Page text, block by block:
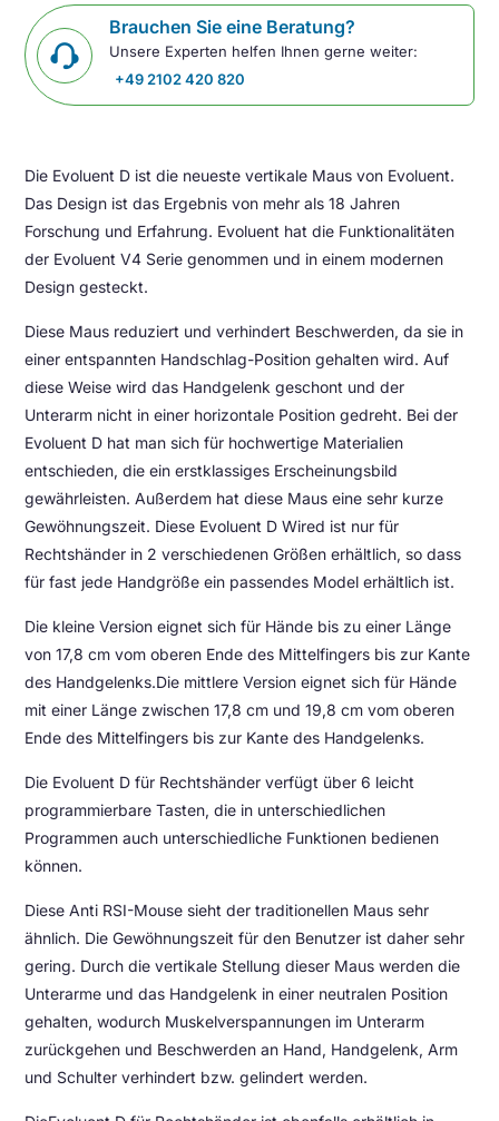
Brauchen Sie eine Beratung?
Unsere Experten helfen Ihnen gerne weiter:
+49 2102 420 820
Die Evoluent D ist die neueste vertikale Maus von Evoluent.
Das Design ist das Ergebnis von mehr als 18 Jahren
Forschung und Erfahrung. Evoluent hat die Funktionalitäten
der Evoluent V4 Serie genommen und in einem modernen
Design gesteckt.
Diese Maus reduziert und verhindert Beschwerden, da sie in
einer entspannten Handschlag-Position gehalten wird. Auf
diese Weise wird das Handgelenk geschont und der
Unterarm nicht in einer horizontale Position gedreht. Bei der
Evoluent D hat man sich für hochwertige Materialien
entschieden, die ein erstklassiges Erscheinungsbild
gewährleisten. Außerdem hat diese Maus eine sehr kurze
Gewöhnungszeit. Diese Evoluent D Wired ist nur für
Rechtshänder in 2 verschiedenen Größen erhältlich, so dass
für fast jede Handgröße ein passendes Model erhältlich ist.
Die kleine Version eignet sich für Hände bis zu einer Länge
von 17,8 cm vom oberen Ende des Mittelfingers bis zur Kante
des Handgelenks.Die mittlere Version eignet sich für Hände
mit einer Länge zwischen 17,8 cm und 19,8 cm vom oberen
Ende des Mittelfingers bis zur Kante des Handgelenks.
Die Evoluent D für Rechtshänder verfügt über 6 leicht
programmierbare Tasten, die in unterschiedlichen
Programmen auch unterschiedliche Funktionen bedienen
können.
Diese Anti RSI-Mouse sieht der traditionellen Maus sehr
ähnlich. Die Gewöhnungszeit für den Benutzer ist daher sehr
gering. Durch die vertikale Stellung dieser Maus werden die
Unterarme und das Handgelenk in einer neutralen Position
gehalten, wodurch Muskelverspannungen im Unterarm
zurückgehen und Beschwerden an Hand, Handgelenk, Arm
und Schulter verhindert bzw. gelindert werden.